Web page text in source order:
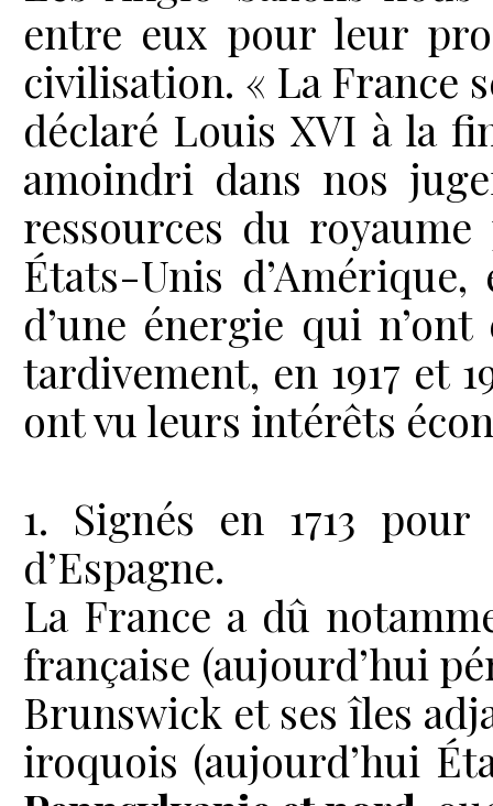
entre eux pour leur
civilisation. « La France
déclaré Louis XVI à la
amoindri dans nos
ressources du
États-Unis
d’une énergie qui
tardivement, en 1917 et
ont vu leurs intérêts
1. Signés en 1713
d’Espagne.
La France a dû
française (aujourd’hui
Brunswick et ses îles
iroquois (aujourd’hui